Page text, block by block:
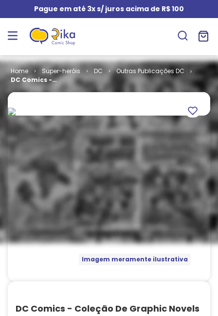
Pague em até 3x s/ juros acima de R$ 100
Super-heróis DC
Outras Publicações DC
DC Comics -
Coleção de
Novels # 111 -
Liga da
Justiça - Já
Fomos a Liga
Imagem meramente ilustrativa
DC Comics - Coleção De Graphic Novels